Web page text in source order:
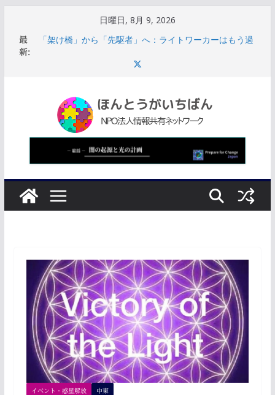
日曜日, 8月 9, 2026
最
新:
「架け橋」から「先駆者」へ：ライトワーカーはもう過
サウジアラビアの崩壊に伴い、機能不全に陥った西側諸
のコントロール」米政府の思惑と世論誘導
【熊本地震】気象庁「1週間程度、震度5強以上注意」本
震移行に観測された地震は合計536回
【熊本地震】高市首相の訪問は、体育館ではなくエアコ
ンが効いて全員に段ボールベッドがあてがわれている教
室だった
イベント・惑星解放 中東